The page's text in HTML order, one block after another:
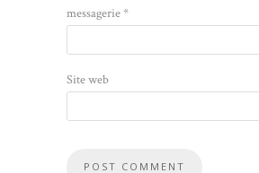
messagerie*
Site web